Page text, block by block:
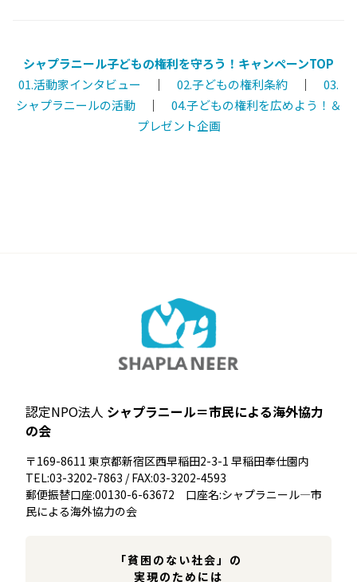
シャプラニール子どもの権利を守ろう！キャンペーンTOP
01.活動家インタビュー ｜ 02.子どもの権利条約 ｜ 03.
シャプラニールの活動｜ 04.子どもの権利を広めよう！＆
プレゼント企画
認定NPO法人 シャプラニール＝市民による海外協力
の会
〒169-8611 東京都新宿区西早稲田2-3-1 早稲田奉仕園内
TEL:03-3202-7863 / FAX:03-3202-4593
郵便振替口座:00130-6-63672 口座名:シャプラニール―市
民による海外協力の会
「貧困のない社会」の
実現のためには